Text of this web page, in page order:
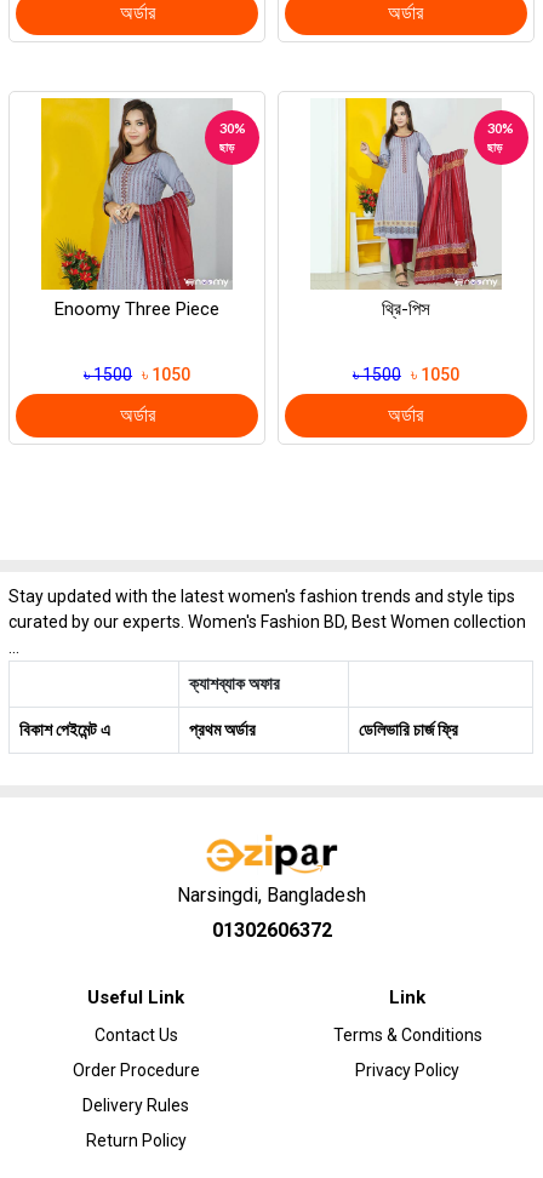
অর্ডার অর্ডার
30%
ছাড়
Enoomy Three Piece
৳ 1500 ৳ 1050
অর্ডার
30%
ছাড়
থ্রি-পিস
৳ 1500 ৳ 1050
অর্ডার
Stay updated with the latest women's fashion trends and style tips
curated by our experts. Women's Fashion BD, Best Women collection
ক্যাশব্যাক অফার
বিকাশ পেইমেন্ট এ প্রথম অর্ডার ডেলিভারি চার্জ ফ্রি
Narsingdi, Bangladesh
01302606372
Useful Link
Contact Us
Order Procedure
Delivery Rules
Return Policy
Link
Terms & Conditions
Privacy Policy